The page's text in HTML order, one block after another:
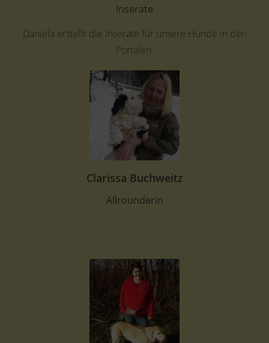
Inserate
Daniela erstellt die Inserate für unsere Hunde in den
Portalen.
Clarissa Buchweitz
Allrounderin